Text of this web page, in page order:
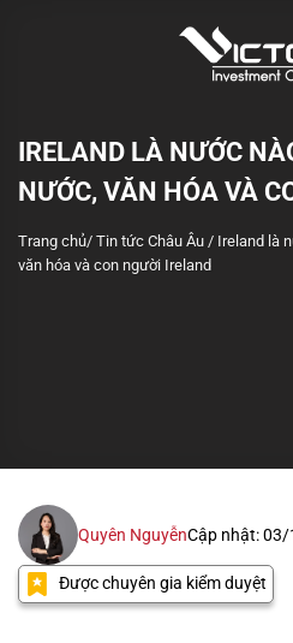
IRELAND LÀ NƯỚC
NƯỚC, VĂN HÓA VÀ
Trang chủ/ Tin tức Châu Âu / Ireland là
văn hóa và con người Ireland
Quyên NguyễnCập nhật:
Được chuyên gia kiểm duyệt